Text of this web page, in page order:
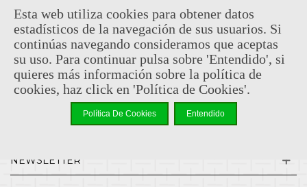
ENVÍOS Y DEVOLUCIONES
CONTACTO
INFORMACIÓN
NEWSLETTER
Esta web utiliza cookies para obtener datos
estadísticos de la navegación de sus usuarios. Si
continúas navegando consideramos que aceptas
su uso. Para continuar pulsa sobre 'Entendido', si
quieres más información sobre la política de
cookies, haz click en 'Política de Cookies'.
Política De Cookies Entendido